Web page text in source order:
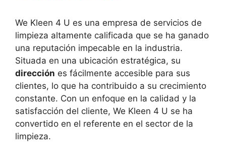
We Kleen 4 U es una empresa de servicios de
limpieza altamente calificada que se ha ganado
una reputación impecable en la industria.
Situada en una ubicación estratégica, su
dirección es fácilmente accesible para sus
clientes, lo que ha contribuido a su crecimiento
constante. Con un enfoque en la calidad y la
satisfacción del cliente, We Kleen 4 U se ha
convertido en el referente en el sector de la
limpieza.